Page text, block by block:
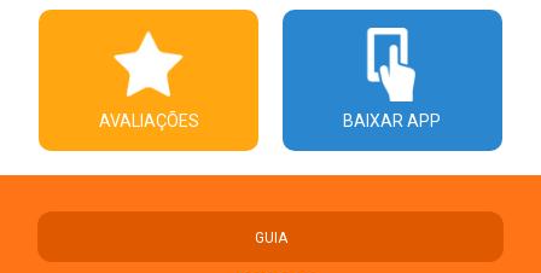
AVALIAÇÕES BAIXAR APP
GUIA